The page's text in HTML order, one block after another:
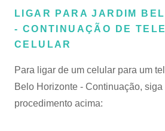
LIGAR PARA JARDIM
- CONTINUAÇÃO DE
CELULAR
Para ligar de um celular para um
Belo Horizonte - Continuação, siga
procedimento acima: